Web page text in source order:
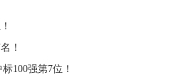
！
100强第7位！